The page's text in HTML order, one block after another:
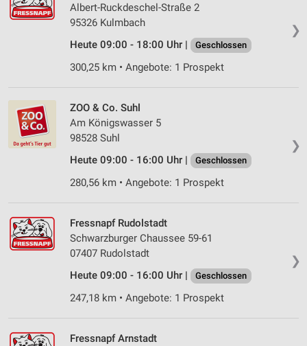
❯
Albert-Ruckdeschel-Straße 2
95326 Kulmbach
Heute 09:00 - 18:00 Uhr |
Geschlossen
300,25 km • Angebote: 1 Prospekt
❯
ZOO & Co. Suhl
Am Königswasser 5
98528 Suhl
Heute 09:00 - 16:00 Uhr |
Geschlossen
280,56 km • Angebote: 1 Prospekt
❯
Fressnapf Rudolstadt
Schwarzburger Chaussee 59-61
07407 Rudolstadt
Heute 09:00 - 16:00 Uhr |
Geschlossen
247,18 km • Angebote: 1 Prospekt
Fressnapf Arnstadt